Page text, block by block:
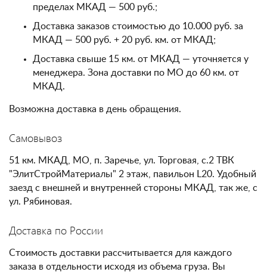
пределах МКАД — 500 руб.;
Доставка заказов стоимостью до 10.000 руб. за
МКАД — 500 руб. + 20 руб. км. от МКАД;
Доставка свыше 15 км. от МКАД — уточняется у
менеджера. Зона доставки по МО до 60 км. от
МКАД.
Возможна доставка в день обращения.
Самовывоз
51 км. МКАД, МО, п. Заречье, ул. Торговая, с.2 ТВК
"ЭлитСтройМатериалы" 2 этаж, павильон L20. Удобный
заезд с внешней и внутренней стороны МКАД, так же, с
ул. Рябиновая.
Доставка по России
Стоимость доставки рассчитывается для каждого
заказа в отдельности исходя из объема груза. Вы